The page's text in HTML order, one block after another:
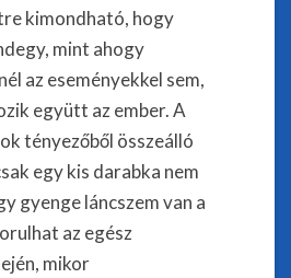
kimondható, hogy
mint ahogy
az eseményekkel sem,
együtt az ember. A
tényezőből összeálló
egy kis darabka nem
gyenge láncszem van a
az egész
mikor